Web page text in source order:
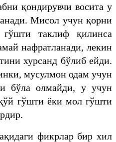
қондирувчи восита у
Мисол учун қорни
таклиф қилинса
нафратланади, лекин
хурсанд бўлиб ейди.
мусулмон одам учун
бўла олмайди, у учун
гўшти ёки мол гўшти
фикрлар бир хил